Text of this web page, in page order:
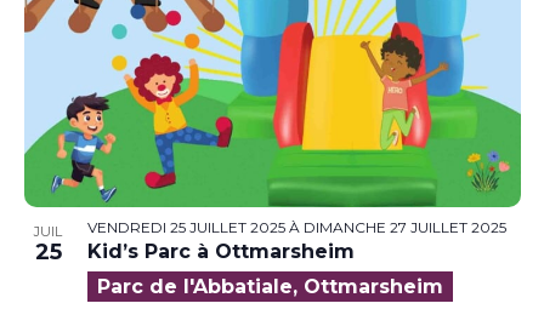
JUIL
25
VENDREDI 25 JUILLET 2025À DIMANCHE 27 JUILLET 2025
Kid’s Parc à Ottmarsheim
Parc de l'Abbatiale, Ottmarsheim